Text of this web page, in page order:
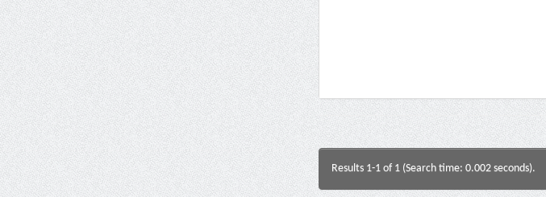
Results 1-1 of 1 (Search time: 0.002 seconds).